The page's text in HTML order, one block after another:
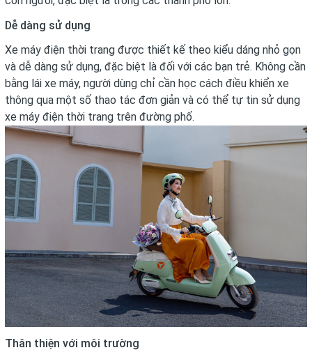
Dễ dàng sử dụng
Xe máy điện thời trang được thiết kế theo kiểu dáng nhỏ gọn
và dễ dàng sử dụng, đặc biệt là đối với các bạn trẻ. Không cần
bằng lái xe máy, người dùng chỉ cần học cách điều khiển xe
thông qua một số thao tác đơn giản và có thể tự tin sử dụng
xe máy điện thời trang trên đường phố.
Thân thiện với môi trường